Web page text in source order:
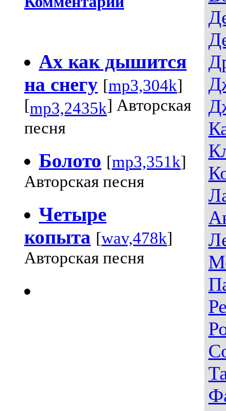
Ах как дышится
на снегу [mp3,304k]
[mp3,2435k] Авторская
песня
Болото [mp3,351k]
Авторская песня
Четыре
копыта [wav,478k]
Авторская песня